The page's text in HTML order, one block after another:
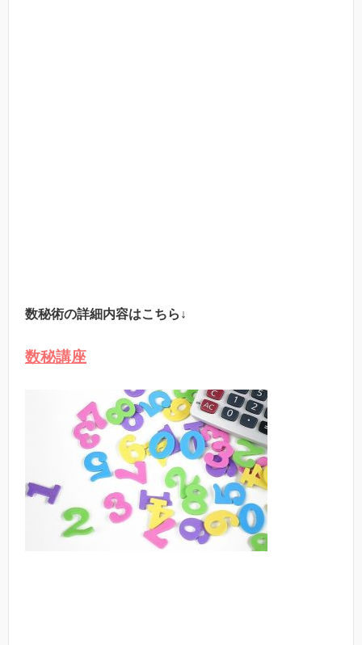
数秘術の詳細内容はこちら↓
数秘講座